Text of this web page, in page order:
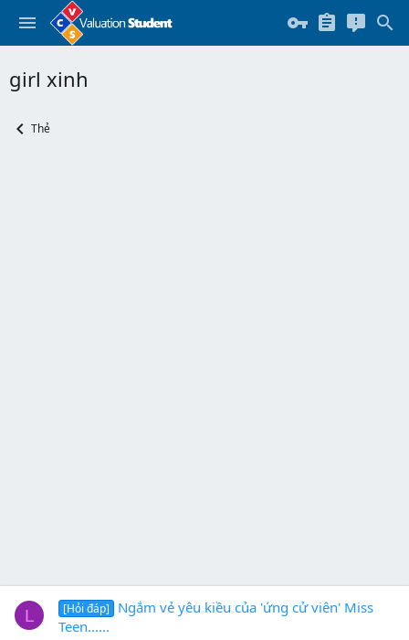
girl xinh
Thẻ
L [Hỏi đáp]
Ngắm vẻ yêu kiều của 'ứng cử viên' Miss
Teen......